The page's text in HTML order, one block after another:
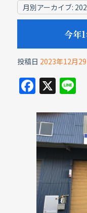
月別アーカイブ:
今年
投稿日 2023年12月
F
c
e
b
o
o
k
X Li
e